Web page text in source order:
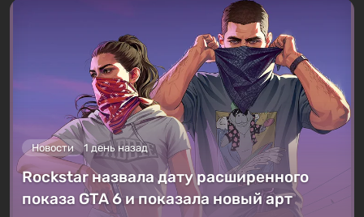
Новости 1 день назад
Rockstar назвала дату расширенного
показа GTA 6 и показала новый арт